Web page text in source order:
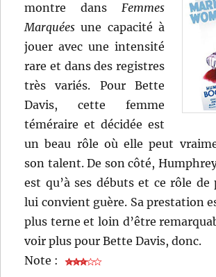
montre dans Femmes
Marquées une capacité à
jouer avec une intensité
rare et dans des registres
très variés. Pour Bette
Davis, cette femme
téméraire et décidée est
un beau rôle où elle peut
son talent. De son côté,
est qu’à ses débuts et ce rôle de
lui convient guère. Sa prestation
plus terne et loin d’être
voir plus pour Bette Davis, donc.
Note :